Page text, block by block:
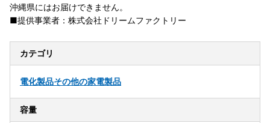
沖縄県にはお届けできません。
■提供事業者：株式会社ドリームファクトリー
カテゴリ
電化製品その他の家電製品
容量